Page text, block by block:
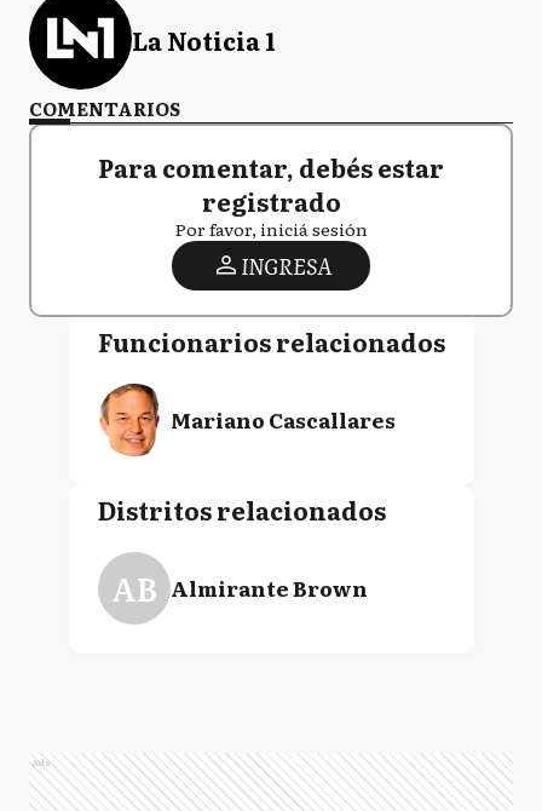
La Noticia 1
COMENTARIOS
Para comentar, debés estar
registrado
Por favor, iniciá sesión
INGRESA
Funcionarios relacionados
Mariano Cascallares
Distritos relacionados
AB Almirante Brown
Ads